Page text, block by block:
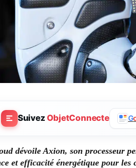
SuivezObjetConnecte G
dévoile Axion, son processeur
et efficacité énergétique pour les